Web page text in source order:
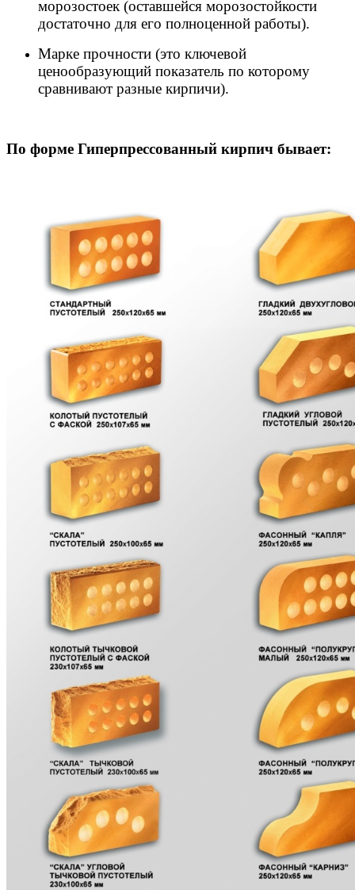
морозостоек (оставшейся морозостойкости
достаточно для его полноценной работы).
Марке прочности (это ключевой
ценообразующий показатель по которому
сравнивают разные кирпичи).
По форме Гиперпрессованный кирпич бывает: